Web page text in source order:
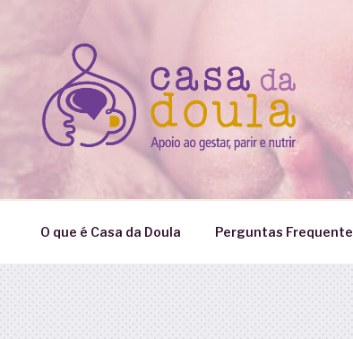
O que é Casa da Doula Perguntas